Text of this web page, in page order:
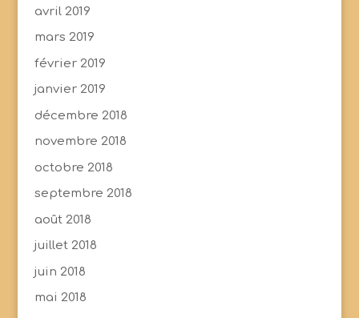
avril 2019
mars 2019
février 2019
janvier 2019
décembre 2018
novembre 2018
octobre 2018
septembre 2018
août 2018
juillet 2018
juin 2018
mai 2018